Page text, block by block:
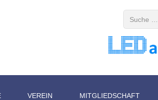
VEREIN MITGLIEDSCHAFT